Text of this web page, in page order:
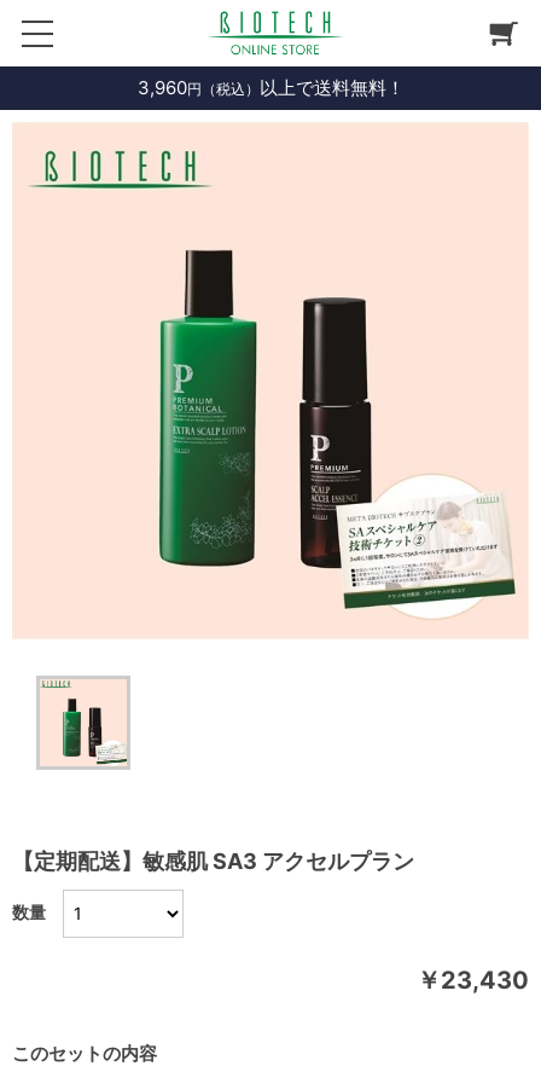
3,960円（税込） 以上で送料無料！
【定期配送】敏感肌 SA3 アクセルプラン
￥23,430
数量
このセットの内容